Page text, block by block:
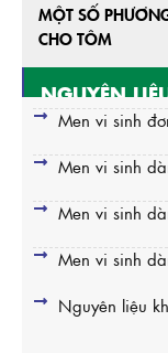
MỘT SỐ
CHO TÔM
NGUYÊN
Men vi sinh
Men vi sinh
Men vi sinh
Men vi sinh
Nguyên liệu